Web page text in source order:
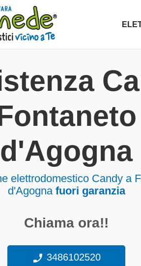
d'Agogna
elettrodomestico Candy a
d'Agogna fuori garanzia
Chiama ora!!
3486102520